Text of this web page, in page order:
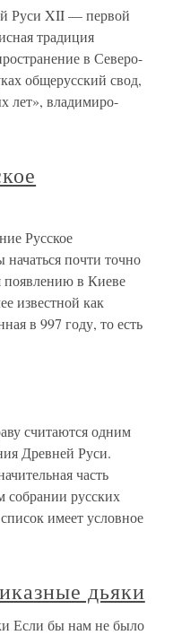
Руси XII — первой
традиция
в Северо-
общерусский свод,
лет», владимиро-
Русское
начаться почти точно
появлению в Киеве
известной как
в 997 году, то есть
считаются одним
Древней Руси.
часть
собрании русских
имеет условное
дьяки
Если бы нам не было